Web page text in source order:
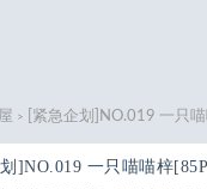
> [紧急企划]NO.019 一只
]NO.019 一只喵喵梓